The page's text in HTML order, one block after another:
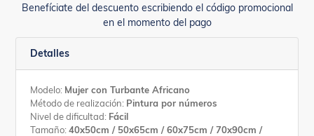
Benefíciate del descuento escribiendo el código promocional
en el momento del pago
Detalles
Modelo: Mujer con Turbante Africano
Método de realización: Pintura por números
Nivel de dificultad: Fácil
Tamaño: 40x50cm / 50x65cm / 60x75cm / 70x90cm /